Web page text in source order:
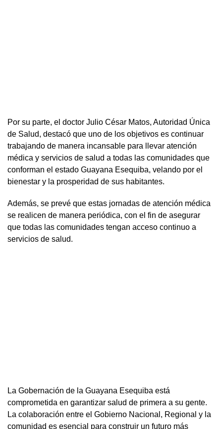
Por su parte, el doctor Julio César Matos, Autoridad Única
de Salud, destacó que uno de los objetivos es continuar
trabajando de manera incansable para llevar atención
médica y servicios de salud a todas las comunidades que
conforman el estado Guayana Esequiba, velando por el
bienestar y la prosperidad de sus habitantes.
Además, se prevé que estas jornadas de atención médica
se realicen de manera periódica, con el fin de asegurar
que todas las comunidades tengan acceso continuo a
servicios de salud.
La Gobernación de la Guayana Esequiba está
comprometida en garantizar salud de primera a su gente.
La colaboración entre el Gobierno Nacional, Regional y la
comunidad es esencial para construir un futuro más